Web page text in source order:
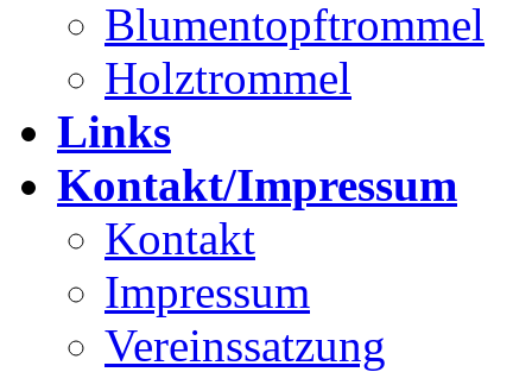
Blumentopftrommel
Holztrommel
Links
Kontakt/Impressum
Kontakt
Impressum
Vereinssatzung